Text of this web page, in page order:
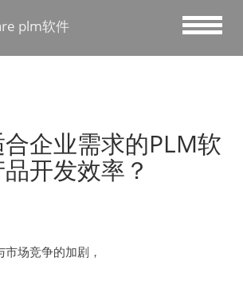
企业需求的PLM软
开发效率？
场竞争的加剧，